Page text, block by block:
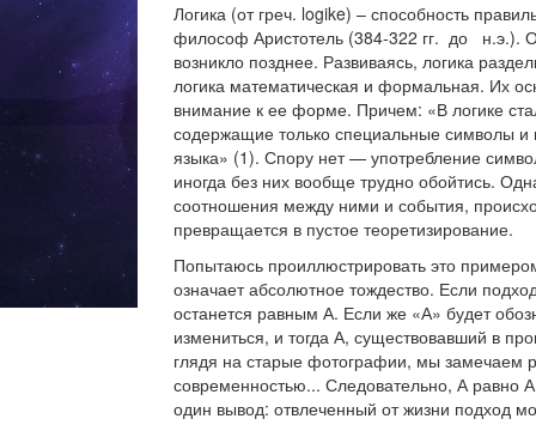
Логика (от греч. logike) – способность
философ Аристотель (384-322 гг. до н.э.).
возникло позднее. Развиваясь, логика
логика математическая и формальная. Их
внимание к ее форме. Причем: «В логике
содержащие только специальные символы и
языка» (1). Спору нет — употребление
иногда без них вообще трудно обойтись.
соотношения между ними и события,
превращается в пустое теоретизирование.
Попытаюсь проиллюстрировать это
означает абсолютное тождество. Если
останется равным А. Если же «А» будет
измениться, и тогда А, существовавший в
глядя на старые фотографии, мы замечаем
современностью... Следовательно, А равно
один вывод: отвлеченный от жизни подход